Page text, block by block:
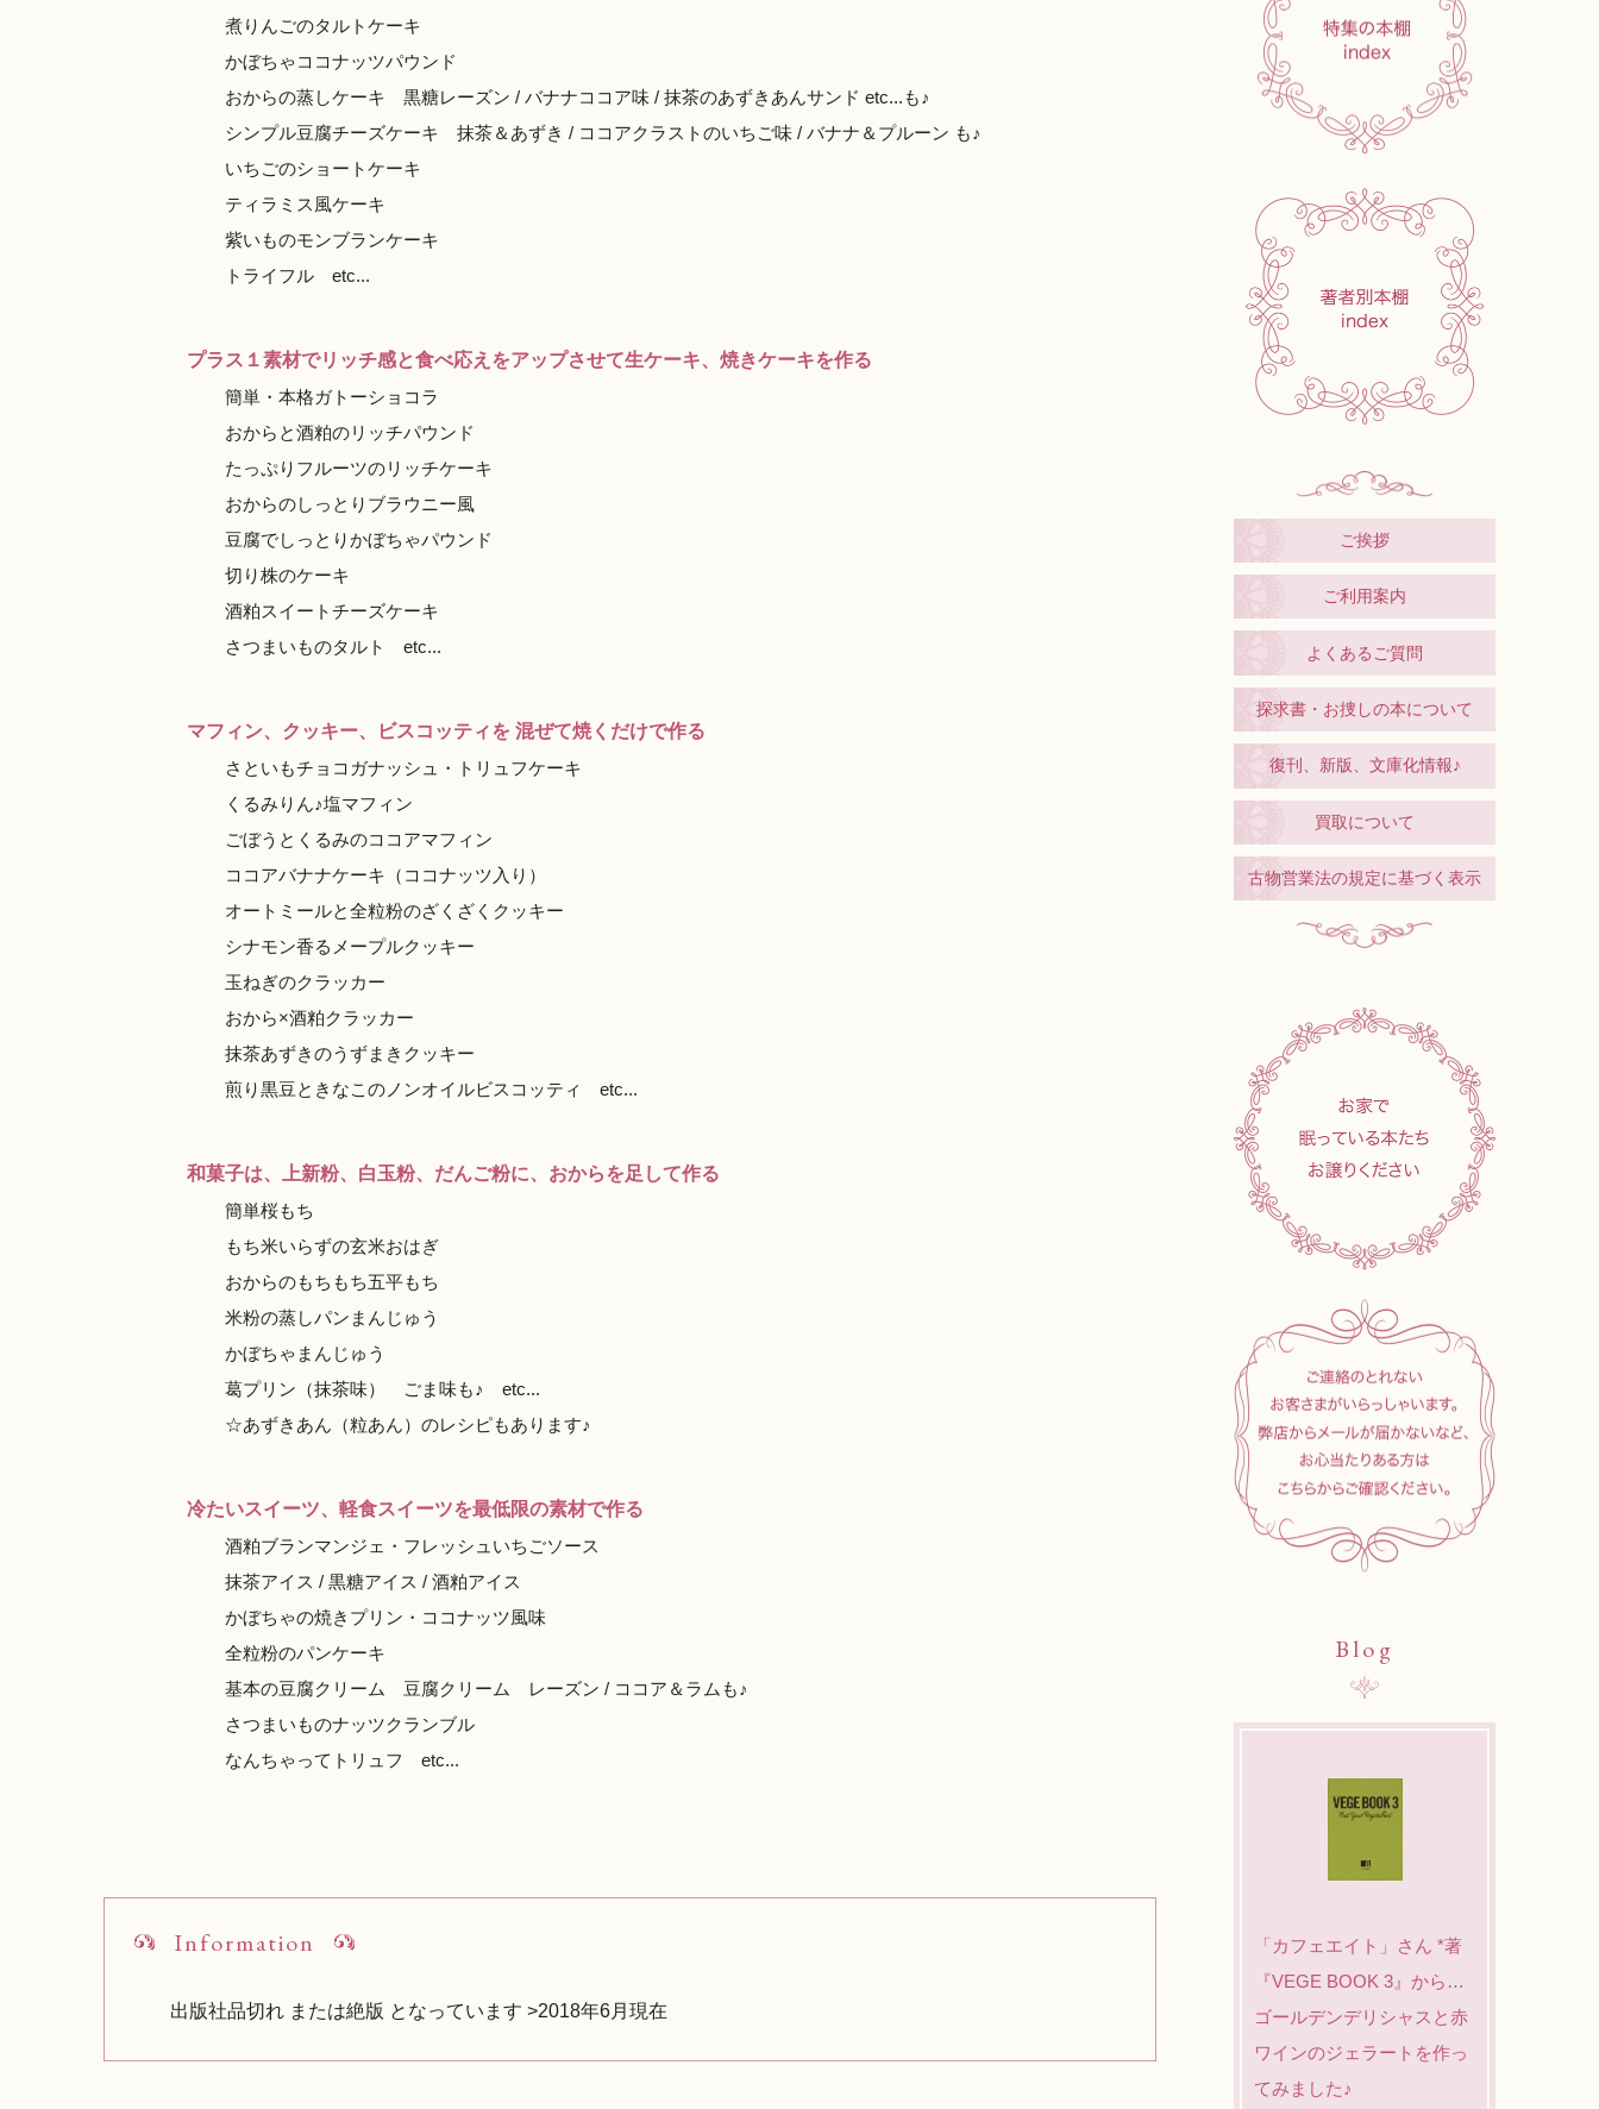
煮りんごのタルトケーキ
かぼちゃココナッツパウンド
おからの蒸しケーキ 黒糖レーズン / バナナココア味 / 抹茶のあずきあんサンド etc...も♪
シンプル豆腐チーズケーキ 抹茶＆あずき / ココアクラストのいちご味 / バナナ＆プルーン も♪
いちごのショートケーキ
ティラミス風ケーキ
紫いものモンブランケーキ
トライフル etc...
プラス１素材でリッチ感と食べ応えをアップさせて生ケーキ、焼きケーキを作る
簡単・本格ガトーショコラ
おからと酒粕のリッチパウンド
たっぷりフルーツのリッチケーキ
おからのしっとりブラウニー風
豆腐でしっとりかぼちゃパウンド
切り株のケーキ
酒粕スイートチーズケーキ
さつまいものタルト etc...
マフィン、クッキー、ビスコッティを 混ぜて焼くだけで作る
さといもチョコガナッシュ・トリュフケーキ
くるみりん♪塩マフィン
ごぼうとくるみのココアマフィン
ココアバナナケーキ（ココナッツ入り）
オートミールと全粒粉のざくざくクッキー
シナモン香るメープルクッキー
玉ねぎのクラッカー
おから×酒粕クラッカー
抹茶あずきのうずまきクッキー
煎り黒豆ときなこのノンオイルビスコッティ etc...
和菓子は、上新粉、白玉粉、だんご粉に、おからを足して作る
簡単桜もち
もち米いらずの玄米おはぎ
おからのもちもち五平もち
米粉の蒸しパンまんじゅう
かぼちゃまんじゅう
葛プリン（抹茶味） ごま味も♪ etc...
☆あずきあん（粒あん）のレシピもあります♪
冷たいスイーツ、軽食スイーツを最低限の素材で作る
酒粕ブランマンジェ・フレッシュいちごソース
抹茶アイス / 黒糖アイス / 酒粕アイス
かぼちゃの焼きプリン・ココナッツ風味
全粒粉のパンケーキ
基本の豆腐クリーム 豆腐クリーム レーズン / ココア＆ラムも♪
さつまいものナッツクランブル
なんちゃってトリュフ etc...
Information
出版社品切れ または絶版 となっています >2018年6月現在
ご挨拶
ご利用案内
よくあるご質問
探求書・お捜しの本について
復刊、新版、文庫化情報♪
買取について
古物営業法の規定に基づく表示
Blog
「カフェエイト」さん *著
『VEGE BOOK 3』から…
ゴールデンデリシャスと赤
ワインのジェラートを作っ
てみました♪